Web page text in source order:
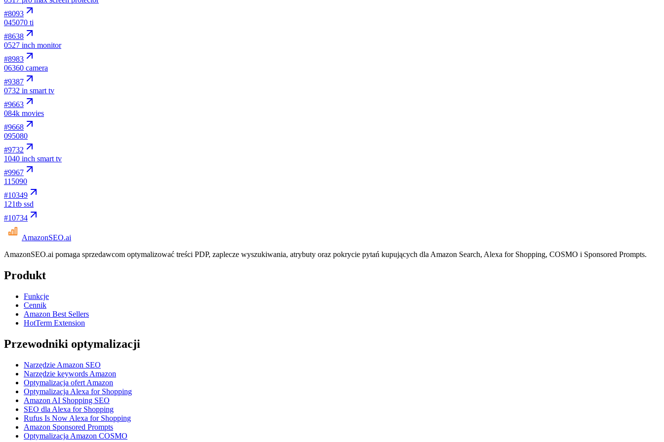
#8093
045070 ti
#8638
0527 inch monitor
#8983
06360 camera
#9387
0732 in smart tv
#9663
084k movies
#9668
095080
#9732
1040 inch smart tv
#9967
115090
#10349
121tb ssd
#10734
AmazonSEO.ai
AmazonSEO.ai pomaga sprzedawcom optymalizować treści PDP, zaplecze wyszukiwania, atrybuty oraz pokrycie pytań kupujących dla Amazon Search, Alexa for Shopping, COSMO i Sponsored Prompts.
Produkt
Funkcje
Cennik
Amazon Best Sellers
HotTerm Extension
Przewodniki optymalizacji
Narzędzie Amazon SEO
Narzędzie keywords Amazon
Optymalizacja ofert Amazon
Optymalizacja Alexa for Shopping
Amazon AI Shopping SEO
SEO dla Alexa for Shopping
Rufus Is Now Alexa for Shopping
Amazon Sponsored Prompts
Optymalizacja Amazon COSMO